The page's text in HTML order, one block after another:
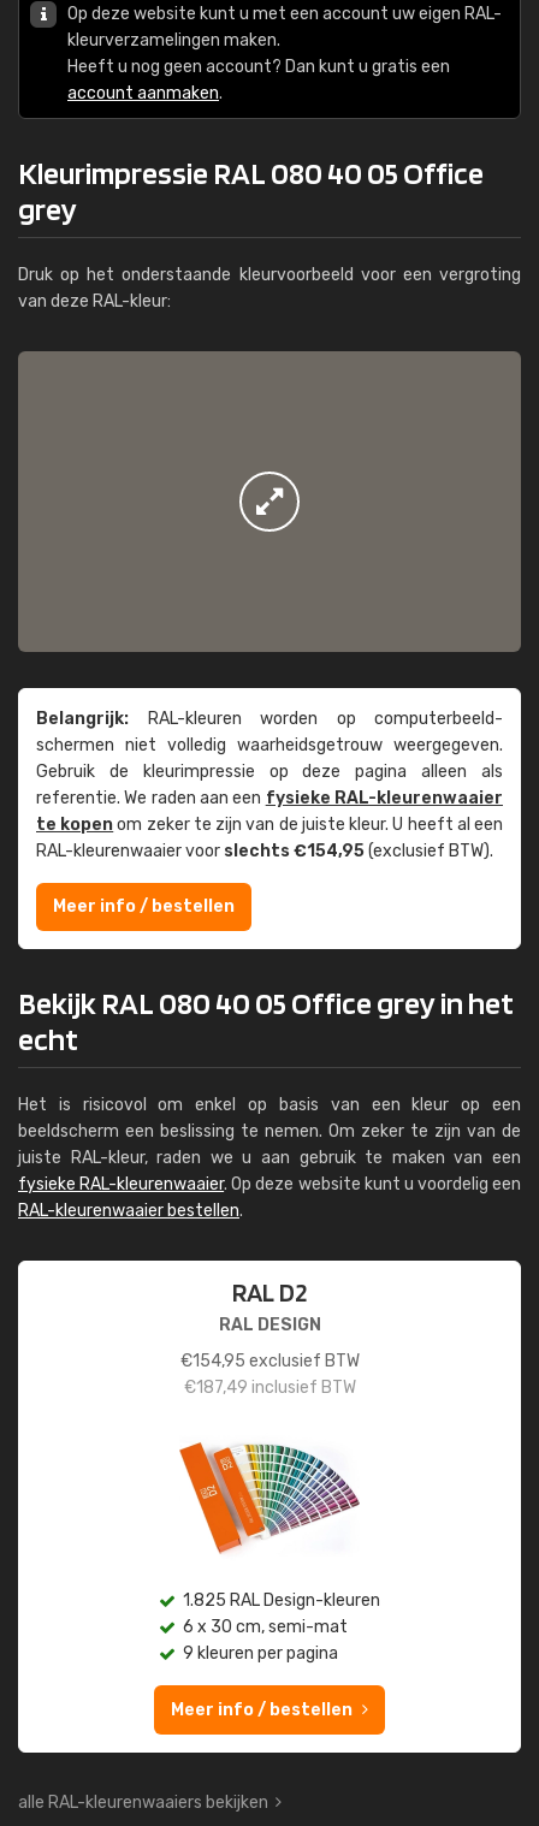
Op deze website kunt u met een account uw eigen RAL-
kleurverzamelingen maken.
Heeft u nog geen account? Dan kunt u gratis een
account aanmaken.
Kleurimpressie RAL 080 40 05 Office
grey
Druk op het onderstaande kleurvoorbeeld voor een vergroting
van deze RAL-kleur:
Belangrijk: RAL-kleuren worden op computer­beeld­
schermen niet volledig waarheids­­getrouw weer­gegeven.
Gebruik de kleur­impressie op deze pagina alleen als
referentie. We raden aan een fysieke RAL-kleuren­waaier
te kopenom zeker te zijn van de juiste kleur. U heeft al een
RAL-kleuren­waaier voor slechts €154,95(exclusief BTW).
Meer info / bestellen
Bekijk RAL 080 40 05 Office grey in het
echt
Het is risicovol om enkel op basis van een kleur op een
beeldscherm een beslissing te nemen. Om zeker te zijn van de
juiste RAL-kleur, raden we u aan gebruik te maken van een
fysieke RAL-kleurenwaaier. Op deze website kunt u voordelig een
RAL-kleurenwaaier bestellen.
RAL D2
RAL DESIGN
€154,95 exclusief BTW
€187,49 inclusief BTW
1.825 RAL Design-kleuren
6 x 30 cm, semi-mat
9 kleuren per pagina
Meer info / bestellen
alle RAL-kleurenwaaiers bekijken